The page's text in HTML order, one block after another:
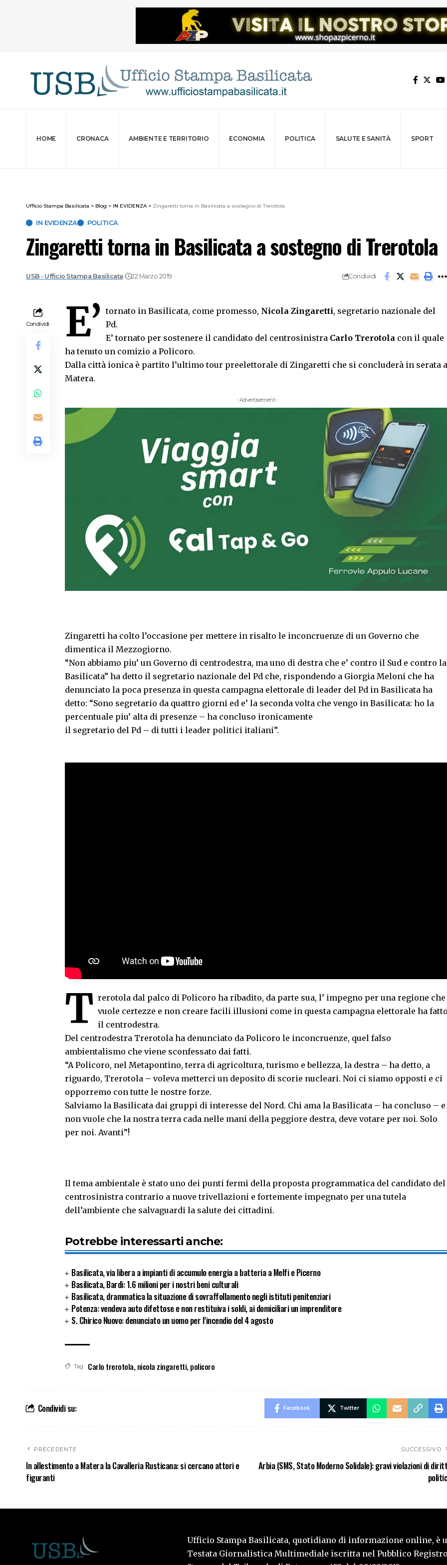
HOME CRONACA AMBIENTE E TERRITORIO ECONOMIA POLITICA SALUTE E SANITÀ SPORT
Ufficio Stampa Basilicata > Blog > IN EVIDENZA> Zingaretti torna in Basilicata a sostegno di Trerotola
IN EVIDENZA POLITICA
Zingaretti torna in Basilicata a sostegno di Trerotola
USB - Ufficio Stampa Basilicata 22 Marzo 2019 Condividi
Condividi E’ tornato in Basilicata, come promesso, Nicola Zingaretti, segretario nazionale del
Pd.
E’ tornato per sostenere il candidato del centrosinistra Carlo Trerotola con il quale
ha tenuto un comizio a Policoro.
Dalla città ionica è partito l’ultimo tour preelettorale di Zingaretti che si concluderà in serata a
Matera.
- Advertisement -
Zingaretti ha colto l’occasione per mettere in risalto le inconcruenze di un Governo che
dimentica il Mezzogiorno.
“Non abbiamo piu’ un Governo di centrodestra, ma uno di destra che e’ contro il Sud e contro la
Basilicata” ha detto il segretario nazionale del Pd che, rispondendo a Giorgia Meloni che ha
denunciato la poca presenza in questa campagna elettorale di leader del Pd in Basilicata ha
detto: “Sono segretario da quattro giorni ed e’ la seconda volta che vengo in Basilicata: ho la
percentuale piu’ alta di presenze – ha concluso ironicamente
il segretario del Pd – di tutti i leader politici italiani”.
T rerotola dal palco di Policoro ha ribadito, da parte sua, l’ impegno per una regione che
vuole certezze e non creare facili illusioni come in questa campagna elettorale ha fatto
il centrodestra.
Del centrodestra Trerotola ha denunciato da Policoro le inconcruenze, quel falso
ambientalismo che viene sconfessato dai fatti.
“A Policoro, nel Metapontino, terra di agricoltura, turismo e bellezza, la destra – ha detto, a
riguardo, Trerotola – voleva metterci un deposito di scorie nucleari. Noi ci siamo opposti e ci
opporremo con tutte le nostre forze.
Salviamo la Basilicata dai gruppi di interesse del Nord. Chi ama la Basilicata – ha concluso – e
non vuole che la nostra terra cada nelle mani della peggiore destra, deve votare per noi. Solo
per noi. Avanti”!
Il tema ambientale è stato uno dei punti fermi della proposta programmatica del candidato del
centrosinistra contrario a nuove trivellazioni e fortemente impegnato per una tutela
dell’ambiente che salvaguardi la salute dei cittadini.
Potrebbe interessarti anche:
Basilicata, via libera a impianti di accumulo energia a batteria a Melfi e Picerno
Basilicata, Bardi: 1.6 milioni per i nostri beni culturali
Basilicata, drammatica la situazione di sovraffollamento negli istituti penitenziari
Potenza: vendeva auto difettose e non restituiva i soldi, ai domiciliari un imprenditore
S. Chirico Nuovo: denunciato un uomo per l’incendio del 4 agosto
Tag Carlo trerotola, nicola zingaretti, policoro
Condividi su: Facebook Twitter
PRECEDENTE
In allestimento a Matera la Cavalleria Rusticana: si cercano attori e
figuranti
SUCCESSIVO
Arbia (SMS, Stato Moderno Solidale): gravi violazioni di
Ufficio Stampa Basilicata, quotidiano di informazione online, è
Testata Giornalistica Multimediale iscritta nel Pubblico